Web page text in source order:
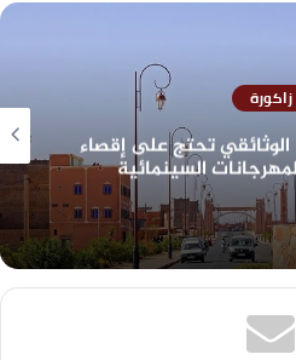
زاكورة
الوثائقي تحتج على إقصاء
السينمائية